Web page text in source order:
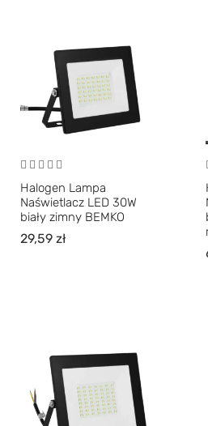
Halogen Lampa
Naświetlacz LED 30W
biały zimny BEMKO
29,59 zł